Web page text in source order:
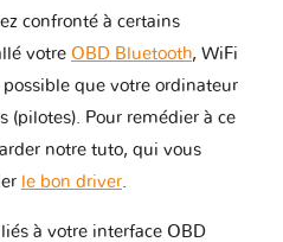
confronté à certains
votre OBD Bluetooth, WiFi
que votre ordinateur
(pilotes). Pour remédier à ce
notre tuto, qui vous
le bon driver
à votre interface OBD